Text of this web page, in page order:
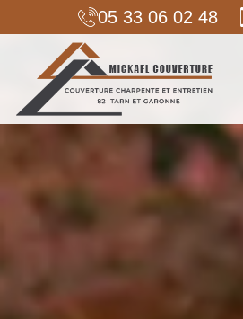
05 33 06 02 48